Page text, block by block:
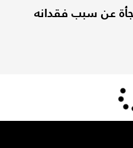
عن سبب فقدانه